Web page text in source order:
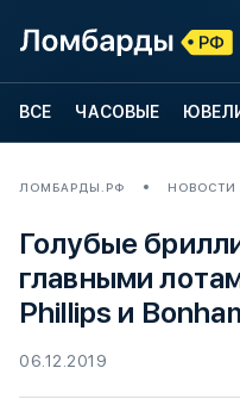
ВСЕ ЧАСОВЫЕ
ЛОМБАРДЫ.РФ
Голубые
главными
Phillips и
06.12.2019